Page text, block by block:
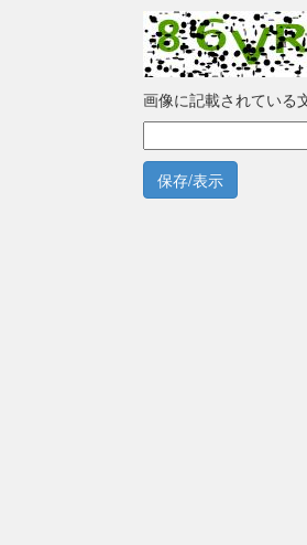
画像に記載されている
保存/表示